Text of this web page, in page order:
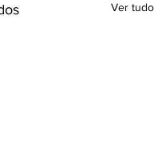
Ver tudo